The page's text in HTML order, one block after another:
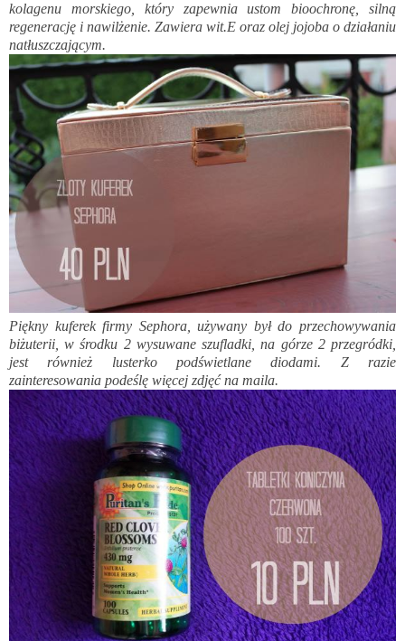
kolagenu morskiego, który zapewnia ustom bioochronę, silną
regenerację i nawilżenie. Zawiera wit.E oraz olej jojoba o działaniu
natłuszczającym.
Piękny kuferek firmy Sephora, używany był do przechowywania
biżuterii, w środku 2 wysuwane szufladki, na górze 2 przegródki,
jest również lusterko podświetlane diodami. Z razie
zainteresowania podeślę więcej zdjęć na maila.